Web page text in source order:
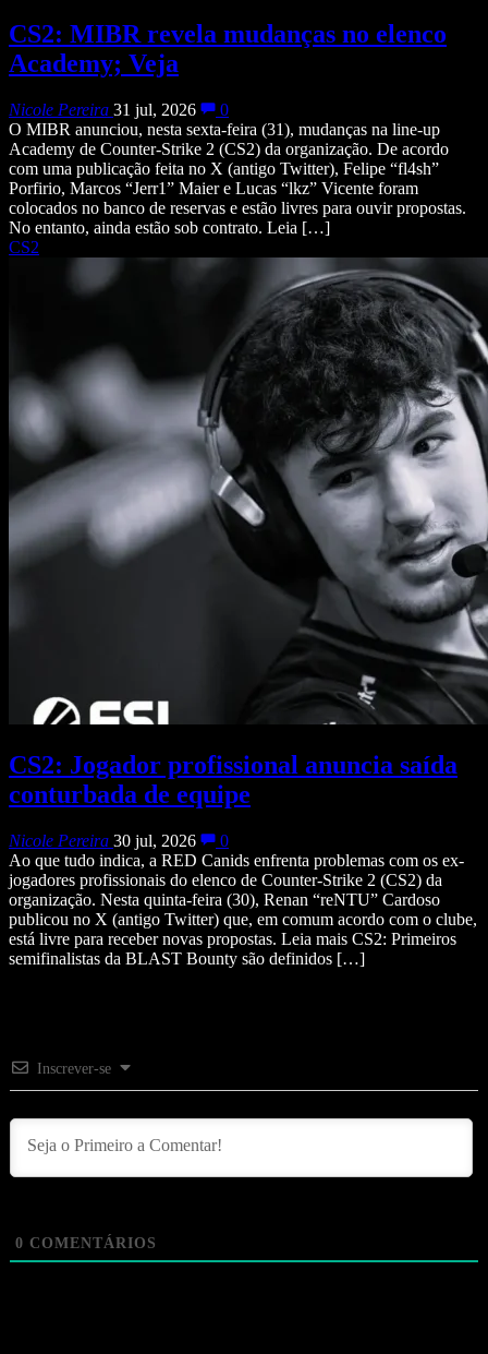
CS2: MIBR revela mudanças no elenco
Academy; Veja
Nicole Pereira 31 jul, 2026
0
O MIBR anunciou, nesta sexta-feira (31), mudanças na line-up
Academy de Counter-Strike 2 (CS2) da organização. De acordo
com uma publicação feita no X (antigo Twitter), Felipe “fl4sh”
Porfirio, Marcos “Jerr1” Maier e Lucas “lkz” Vicente foram
colocados no banco de reservas e estão livres para ouvir propostas.
No entanto, ainda estão sob contrato. Leia […]
CS2
CS2: Jogador profissional anuncia saída
conturbada de equipe
Nicole Pereira 30 jul, 2026
0
Ao que tudo indica, a RED Canids enfrenta problemas com os ex-
jogadores profissionais do elenco de Counter-Strike 2 (CS2) da
organização. Nesta quinta-feira (30), Renan “reNTU” Cardoso
publicou no X (antigo Twitter) que, em comum acordo com o clube,
está livre para receber novas propostas. Leia mais CS2: Primeiros
semifinalistas da BLAST Bounty são definidos […]
Inscrever-se
0 COMENTÁRIOS